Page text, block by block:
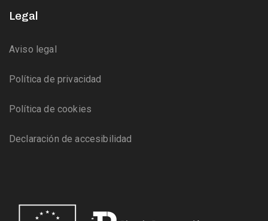
Legal
Aviso legal
Política de privacidad
Política de cookies
Declaración de accesibilidad